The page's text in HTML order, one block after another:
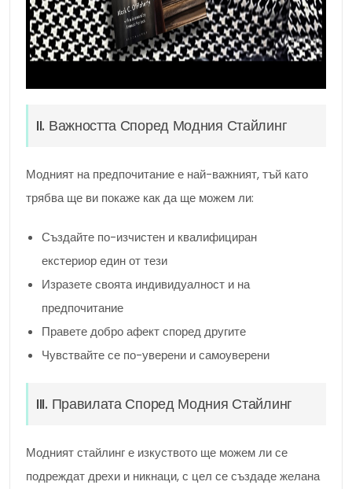
II. Важността Според Модния Стайлинг
Модният на предпочитание е най-важният, тъй като
трябва ще ви покаже как да ще можем ли:
Създайте по-изчистен и квалифициран
екстериор един от тези
Изразете своята индивидуалност и на
предпочитание
Правете добро афект според другите
Чувствайте се по-уверени и самоуверени
III. Правилата Според Модния Стайлинг
Модният стайлинг е изкуството ще можем ли се
подреждат дрехи и никнаци, с цел се създаде желана